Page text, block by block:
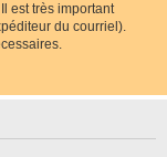
est très important
du courriel).